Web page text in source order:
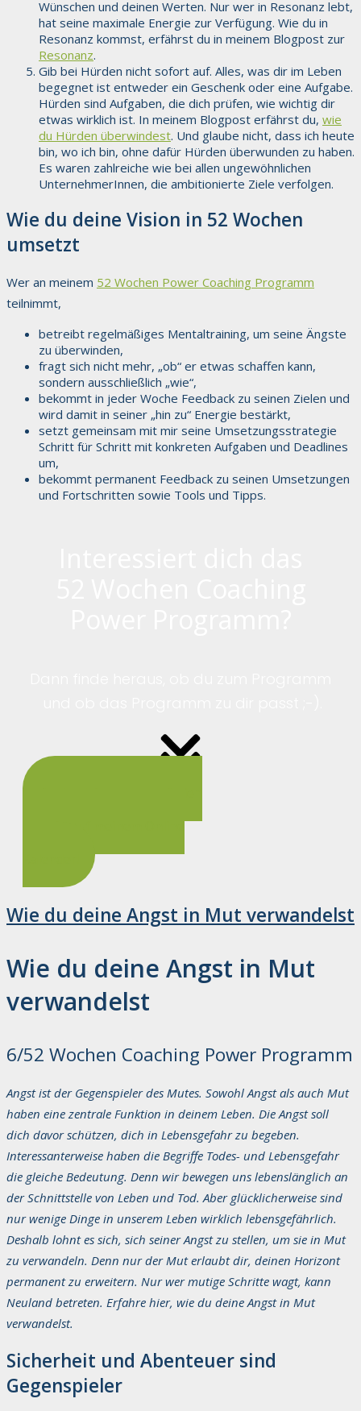
Wünschen und deinen Werten. Nur wer in Resonanz lebt,
hat seine maximale Energie zur Verfügung. Wie du in
Resonanz kommst, erfährst du in meinem Blogpost zur
Resonanz.
Gib bei Hürden nicht sofort auf. Alles, was dir im Leben
begegnet ist entweder ein Geschenk oder eine Aufgabe.
Hürden sind Aufgaben, die dich prüfen, wie wichtig dir
etwas wirklich ist. In meinem Blogpost erfährst du, wie
du Hürden überwindest. Und glaube nicht, dass ich heute
bin, wo ich bin, ohne dafür Hürden überwunden zu haben.
Es waren zahlreiche wie bei allen ungewöhnlichen
UnternehmerInnen, die ambitionierte Ziele verfolgen.
Wie du deine Vision in 52 Wochen
umsetzt
Wer an meinem 52 Wochen Power Coaching Programm
teilnimmt,
betreibt regelmäßiges Mentaltraining, um seine Ängste
zu überwinden,
fragt sich nicht mehr, „ob“ er etwas schaffen kann,
sondern ausschließlich „wie“,
bekommt in jeder Woche Feedback zu seinen Zielen und
wird damit in seiner „hin zu“ Energie bestärkt,
setzt gemeinsam mit mir seine Umsetzungsstrategie
Schritt für Schritt mit konkreten Aufgaben und Deadlines
um,
bekommt permanent Feedback zu seinen Umsetzungen
und Fortschritten sowie Tools und Tipps.
Wie du deine Angst in Mut verwandelst
Wie du deine Angst in Mut
verwandelst
6/52 Wochen Coaching Power Programm
Angst ist der Gegenspieler des Mutes. Sowohl Angst als auch Mut
haben eine zentrale Funktion in deinem Leben. Die Angst soll
dich davor schützen, dich in Lebensgefahr zu begeben.
Interessanterweise haben die Begriffe Todes- und Lebensgefahr
die gleiche Bedeutung. Denn wir bewegen uns lebenslänglich an
der Schnittstelle von Leben und Tod. Aber glücklicherweise sind
nur wenige Dinge in unserem Leben wirklich lebensgefährlich.
Deshalb lohnt es sich, sich seiner Angst zu stellen, um sie in Mut
zu verwandeln. Denn nur der Mut erlaubt dir, deinen Horizont
permanent zu erweitern. Nur wer mutige Schritte wagt, kann
Neuland betreten. Erfahre hier, wie du deine Angst in Mut
verwandelst.
Sicherheit und Abenteuer sind
Gegenspieler